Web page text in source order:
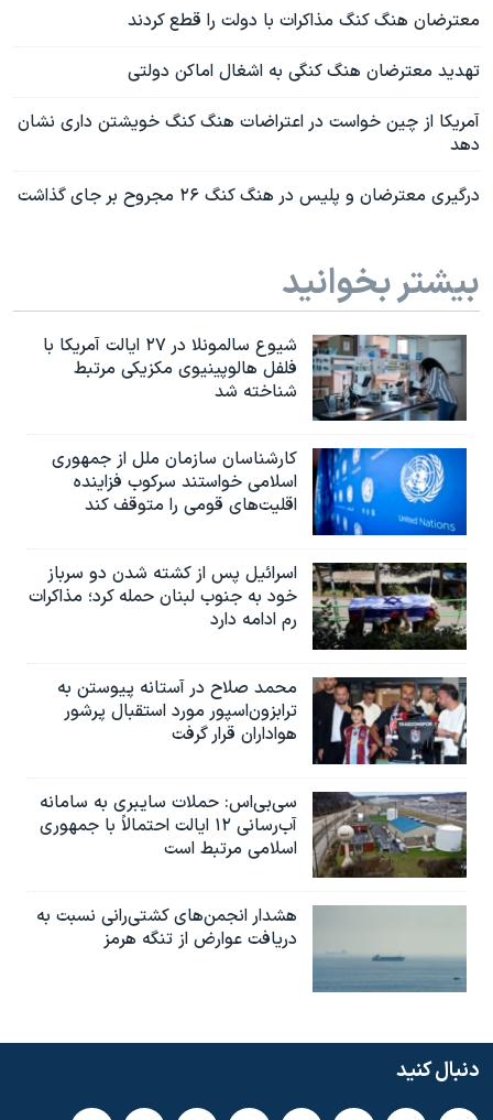
معترضان هنگ کنگ مذاکرات با دولت را قطع کردند
تهدید معترضان هنگ کنگی به اشغال اماکن دولتی
آمریکا از چین خواست در اعتراضات هنگ کنگ خویشتن داری نشان
دهد
درگیری معترضان و پلیس در هنگ کنگ ۲۶ مجروح بر جای گذاشت
بیشتر بخوانید
شیوع سالمونلا در ۲۷ ایالت آمریکا با
فلفل هالوپینیوی مکزیکی مرتبط
شناخته شد
کارشناسان سازمان ملل از جمهوری
اسلامی خواستند سرکوب فزاینده
اقلیت‌های قومی را متوقف کند
اسرائیل پس از کشته شدن دو سرباز
خود به جنوب لبنان حمله کرد؛ مذاکرات
رم ادامه دارد
محمد صلاح در آستانه پیوستن به
ترابزون‌اسپور مورد استقبال پرشور
هواداران قرار گرفت
سی‌بی‌اس: حملات سایبری به سامانه
آب‌رسانی ۱۲ ایالت احتمالاً با جمهوری
اسلامی مرتبط است
هشدار انجمن‌های کشتی‌رانی نسبت به
دریافت عوارض از تنگه هرمز
دنبال کنید